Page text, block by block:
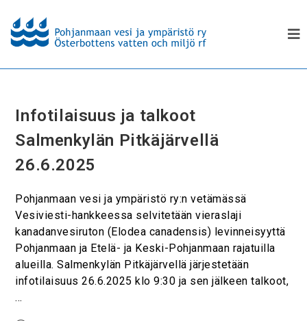
Infotilaisuus ja talkoot
Salmenkylän Pitkäjärvellä
26.6.2025
Pohjanmaan vesi ja ympäristö ry:n vetämässä
Vesiviesti-hankkeessa selvitetään vieraslaji
kanadanvesiruton (Elodea canadensis) levinneisyyttä
Pohjanmaan ja Etelä- ja Keski-Pohjanmaan rajatuilla
alueilla. Salmenkylän Pitkäjärvellä järjestetään
infotilaisuus 26.6.2025 klo 9:30 ja sen jälkeen talkoot,
…